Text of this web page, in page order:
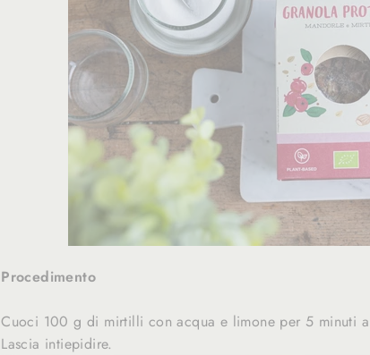
Procedimento
Cuoci 100 g di mirtilli con acqua e limone per 5 minuti
Lascia intiepidire.